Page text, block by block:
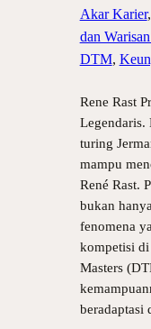
Akar Karier,
dan
DTM,
Rene Rast
Legendaris.
turing
mampu
René Rast.
bukan
fenomena
kompetisi di
Masters